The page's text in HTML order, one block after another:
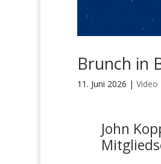
Brunch in
11. Juni 2026 | Video
John